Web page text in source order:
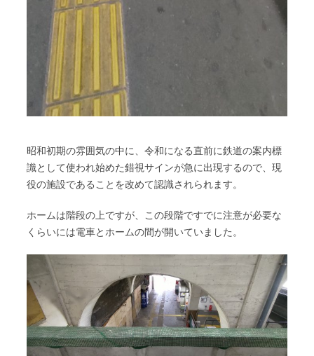
昭和初期の雰囲気の中に、令和になる直前に鉄道の案内標
識として使われ始めた錯視サインが急に出現するので、現
役の施設であることを改めて認識されられます。
ホームは階段の上ですが、この段階ですでに注意が必要な
くらいには電車とホームの間が開いていました。